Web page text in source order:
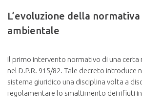
L’evoluzione della
ambientale
Il primo intervento normativo di una certa
nel D.P.R. 915/82. Tale decreto introduce
sistema giuridico una disciplina volta a
regolamentare lo smaltimento dei rifiuti